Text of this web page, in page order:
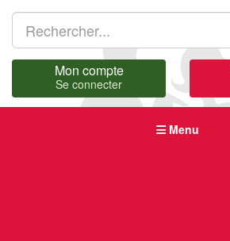
Mon compte
Se connecter
Menu